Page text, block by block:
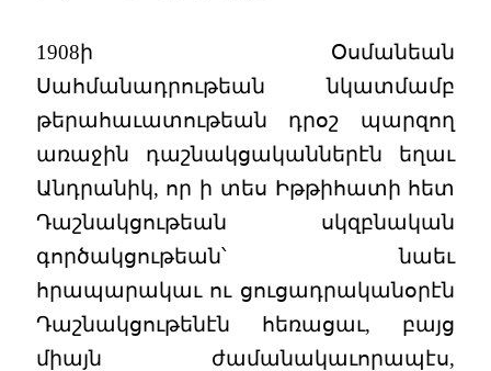
1908ի Օսմանեան
Սահմանադրութեան նկատմամբ
թերահաւատութեան դրօշ պարզող
առաջին դաշնակցականներէն եղաւ
Անդրանիկ, որ ի տես Իթթիհատի հետ
Դաշնակցութեան սկզբնական
գործակցութեան՝ նաեւ
հրապարակաւ ու ցուցադրականօրէն
Դաշնակցութենէն հեռացաւ, բայց
միայն ժամանակաւորապէս,